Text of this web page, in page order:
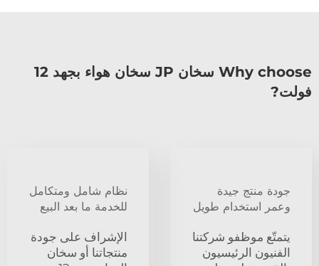
Why choose سخان JP سخان هواء بجهد 12
فولت?
جودة منتج جيدة
وعمر استخدام طويل
يتمتّع موظفو شركتنا
الفنيون الرئيسيون
نظام شامل ومتكامل
للخدمة ما بعد البيع
الإشراف على جودة
منتجاتنا أو سخان